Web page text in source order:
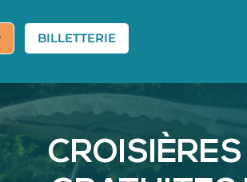
BILLETTERIE(EXTERNE)